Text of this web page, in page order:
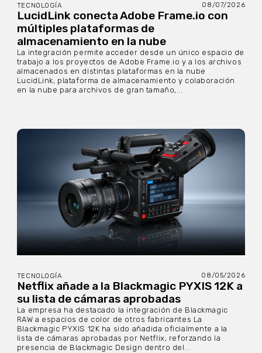
TECNOLOGÍA 08/07/2026
LucidLink conecta Adobe Frame.io con
múltiples plataformas de
almacenamiento en la nube
La integración permite acceder desde un único espacio de
trabajo a los proyectos de Adobe Frame.io y a los archivos
almacenados en distintas plataformas en la nube
LucidLink, plataforma de almacenamiento y colaboración
en la nube para archivos de gran tamaño,...
TECNOLOGÍA 08/05/2026
Netflix añade a la Blackmagic PYXIS 12K a
su lista de cámaras aprobadas
La empresa ha destacado la integración de Blackmagic
RAW a espacios de color de otros fabricantes La
Blackmagic PYXIS 12K ha sido añadida oficialmente a la
lista de cámaras aprobadas por Netflix, reforzando la
presencia de Blackmagic Design dentro del...